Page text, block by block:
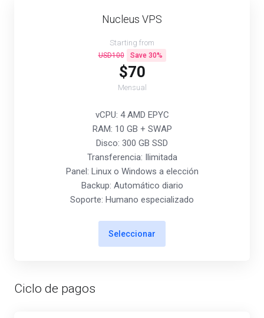
Nucleus VPS
Starting from
USD100 Save 30%
$70
Mensual
vCPU: 4 AMD EPYC
RAM: 10 GB + SWAP
Disco: 300 GB SSD
Transferencia: Ilimitada
Panel: Linux o Windows a elección
Backup: Automático diario
Soporte: Humano especializado
Seleccionar
Ciclo de pagos